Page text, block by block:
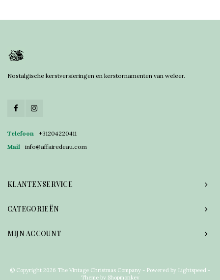
Nostalgische kerstversieringen en kerstornamenten van weleer.
Telefoon
+31204220411
Mail
info@affairedeau.com
KLANTENSERVICE
CATEGORIEËN
MIJN ACCOUNT
© Copyright 2026 The Vintage Christmas Company - Powered by Lightspeed -
Theme by Shopmonkey